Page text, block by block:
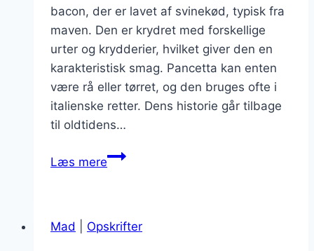
bacon, der er lavet af svinekød, typisk fra
maven. Den er krydret med forskellige
urter og krydderier, hvilket giver den en
karakteristisk smag. Pancetta kan enten
være rå eller tørret, og den bruges ofte i
italienske retter. Dens historie går tilbage
til oldtidens…
Læs merePancetta
brød
Mad Opskrifter